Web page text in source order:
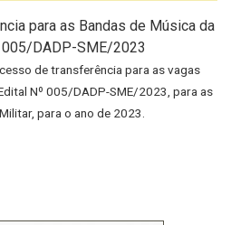
para as Bandas de Música da
DADP-SME/2023
de transferência para as vagas
Nº 005/DADP-SME/2023, para as
para o ano de 2023.